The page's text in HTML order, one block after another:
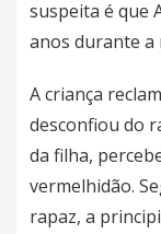
suspeita é que
anos durante a
A criança
desconfiou do
da filha,
vermelhidão.
rapaz, a